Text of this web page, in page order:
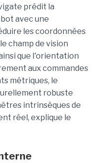
prédit la
avec une
les coordonnées
champ de vision
que l'orientation
aux commandes
métriques, le
robuste
intrinsèques de
réel, explique le